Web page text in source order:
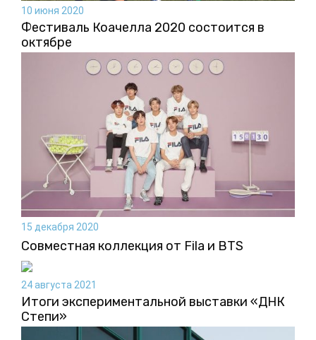
10 июня 2020
Фестиваль Коачелла 2020 состоится в
октябре
15 декабря 2020
Совместная коллекция от Fila и BTS
24 августа 2021
Итоги экспериментальной выставки «ДНК
Степи»